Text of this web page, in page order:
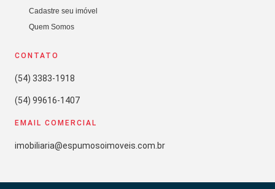
Cadastre seu imóvel
Quem Somos
CONTATO
(54) 3383-1918
(54) 99616-1407
EMAIL COMERCIAL
imobiliaria@espumosoimoveis.com.br